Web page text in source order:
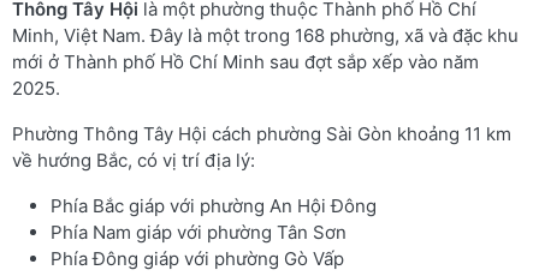
Thông Tây Hội là một phường thuộc Thành phố Hồ Chí
Minh, Việt Nam. Đây là một trong 168 phường, xã và đặc khu
mới ở Thành phố Hồ Chí Minh sau đợt sắp xếp vào năm
2025.
Phường Thông Tây Hội cách phường Sài Gòn khoảng 11 km
về hướng Bắc, có vị trí địa lý:
Phía Bắc giáp với phường An Hội Đông
Phía Nam giáp với phường Tân Sơn
Phía Đông giáp với phường Gò Vấp